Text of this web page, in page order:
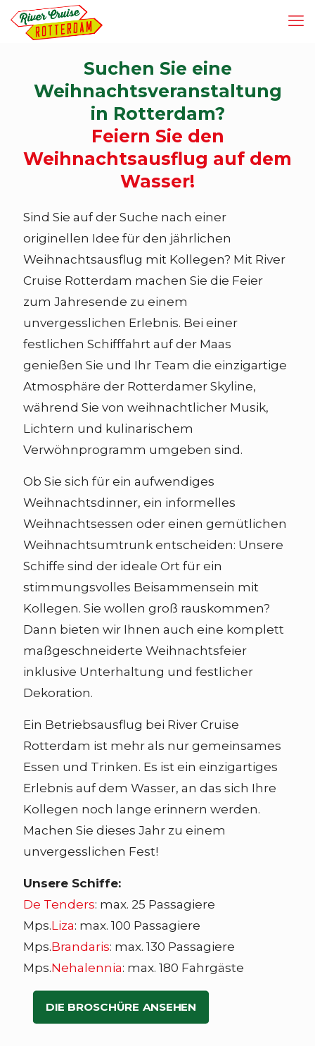
Suchen Sie eine
Weihnachtsveranstaltung
in Rotterdam?
Feiern Sie den
Weihnachtsausflug auf dem
Wasser!
Sind Sie auf der Suche nach einer
originellen Idee für den jährlichen
Weihnachtsausflug mit Kollegen? Mit River
Cruise Rotterdam machen Sie die Feier
zum Jahresende zu einem
unvergesslichen Erlebnis. Bei einer
festlichen Schifffahrt auf der Maas
genießen Sie und Ihr Team die einzigartige
Atmosphäre der Rotterdamer Skyline,
während Sie von weihnachtlicher Musik,
Lichtern und kulinarischem
Verwöhnprogramm umgeben sind.
Ob Sie sich für ein aufwendiges
Weihnachtsdinner, ein informelles
Weihnachtsessen oder einen gemütlichen
Weihnachtsumtrunk entscheiden: Unsere
Schiffe sind der ideale Ort für ein
stimmungsvolles Beisammensein mit
Kollegen. Sie wollen groß rauskommen?
Dann bieten wir Ihnen auch eine komplett
maßgeschneiderte Weihnachtsfeier
inklusive Unterhaltung und festlicher
Dekoration.
Ein Betriebsausflug bei River Cruise
Rotterdam ist mehr als nur gemeinsames
Essen und Trinken. Es ist ein einzigartiges
Erlebnis auf dem Wasser, an das sich Ihre
Kollegen noch lange erinnern werden.
Machen Sie dieses Jahr zu einem
unvergesslichen Fest!
Unsere Schiffe:
De Tenders: max. 25 Passagiere
Mps.Liza: max. 100 Passagiere
Mps.Brandaris: max. 130 Passagiere
Mps.Nehalennia: max. 180 Fahrgäste
DIE BROSCHÜRE ANSEHEN